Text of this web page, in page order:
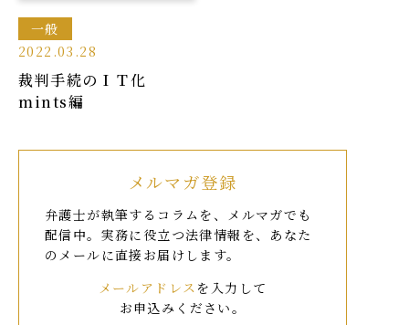
一般
2022.03.28
裁判手続のＩＴ化
mints編
メルマガ登録
弁護士が執筆するコラムを、メルマガでも
配信中。 実務に役立つ法律情報を、あなた
のメールに直接お届けします。
メールアドレス を入力して
お申込みください。